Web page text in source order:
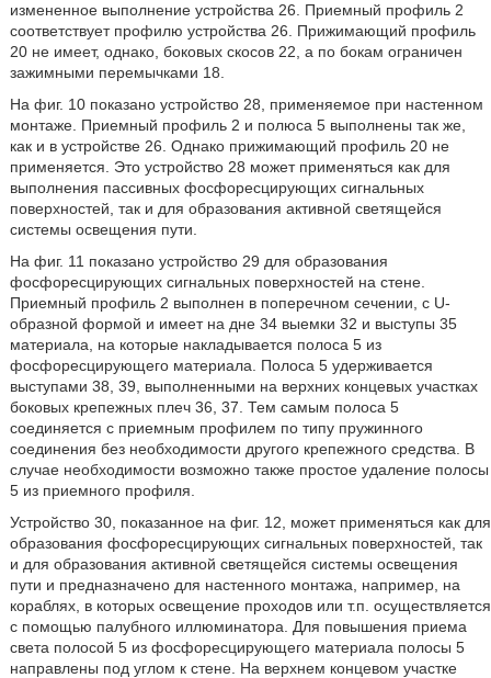
измененное выполнение устройства 26. Приемный профиль 2
соответствует профилю устройства 26. Прижимающий профиль
20 не имеет, однако, боковых скосов 22, а по бокам ограничен
зажимными перемычками 18.
На фиг. 10 показано устройство 28, применяемое при настенном
монтаже. Приемный профиль 2 и полюса 5 выполнены так же,
как и в устройстве 26. Однако прижимающий профиль 20 не
применяется. Это устройство 28 может применяться как для
выполнения пассивных фосфоресцирующих сигнальных
поверхностей, так и для образования активной светящейся
системы освещения пути.
На фиг. 11 показано устройство 29 для образования
фосфоресцирующих сигнальных поверхностей на стене.
Приемный профиль 2 выполнен в поперечном сечении, с U-
образной формой и имеет на дне 34 выемки 32 и выступы 35
материала, на которые накладывается полоса 5 из
фосфоресцирующего материала. Полоса 5 удерживается
выступами 38, 39, выполненными на верхних концевых участках
боковых крепежных плеч 36, 37. Тем самым полоса 5
соединяется с приемным профилем по типу пружинного
соединения без необходимости другого крепежного средства. В
случае необходимости возможно также простое удаление полосы
5 из приемного профиля.
Устройство 30, показанное на фиг. 12, может применяться как для
образования фосфоресцирующих сигнальных поверхностей, так
и для образования активной светящейся системы освещения
пути и предназначено для настенного монтажа, например, на
кораблях, в которых освещение проходов или т.п. осуществляется
с помощью палубного иллюминатора. Для повышения приема
света полосой 5 из фосфоресцирующего материала полосы 5
направлены под углом к стене. На верхнем концевом участке